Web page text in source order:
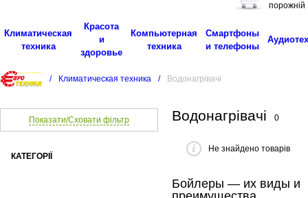
порожній
Климатическая
техника
Красота
и
здоровье
Компьютерная
техника
Смартфоны
и телефоны
/ Климатическая техника / Водонагрівачі
Показати/Сховати фільтр
КАТЕГОРІЇ
Водонагрівачі 0
Не знайдено товарів
Бойлеры — их виды и